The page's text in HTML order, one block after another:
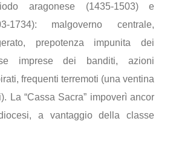
aragonese (1435-1503) e
1734): malgoverno centrale,
prepotenza impunita dei
imprese dei banditi, azioni
frequenti terremoti (una ventina
La “Cassa Sacra” impoverì ancor
a vantaggio della classe